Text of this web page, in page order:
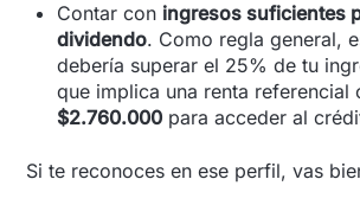
Contar con ingresos suficientes
dividendo. Como regla general,
debería superar el 25% de tu
que implica una renta referencial
$2.760.000 para acceder al
Si te reconoces en ese perfil, vas